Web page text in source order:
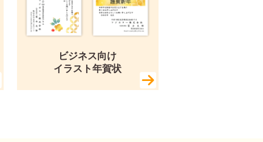
ビジネス向け
イラスト年賀状